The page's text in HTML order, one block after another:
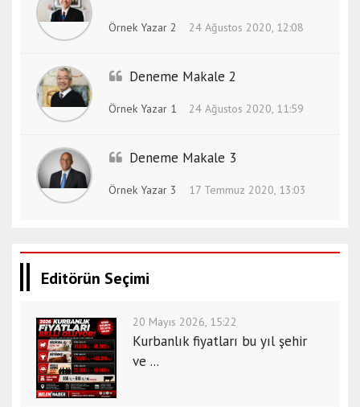
Örnek Yazar 2 24 Ağustos 2020, 12:08
Deneme Makale 2
Örnek Yazar 1 24 Ağustos 2020, 11:59
Deneme Makale 3
Örnek Yazar 3 17 Temmuz 2020, 13:03
Editörün Seçimi
20 Mayıs 2026, 15:22
Kurbanlık fiyatları bu yıl şehir
ve ...